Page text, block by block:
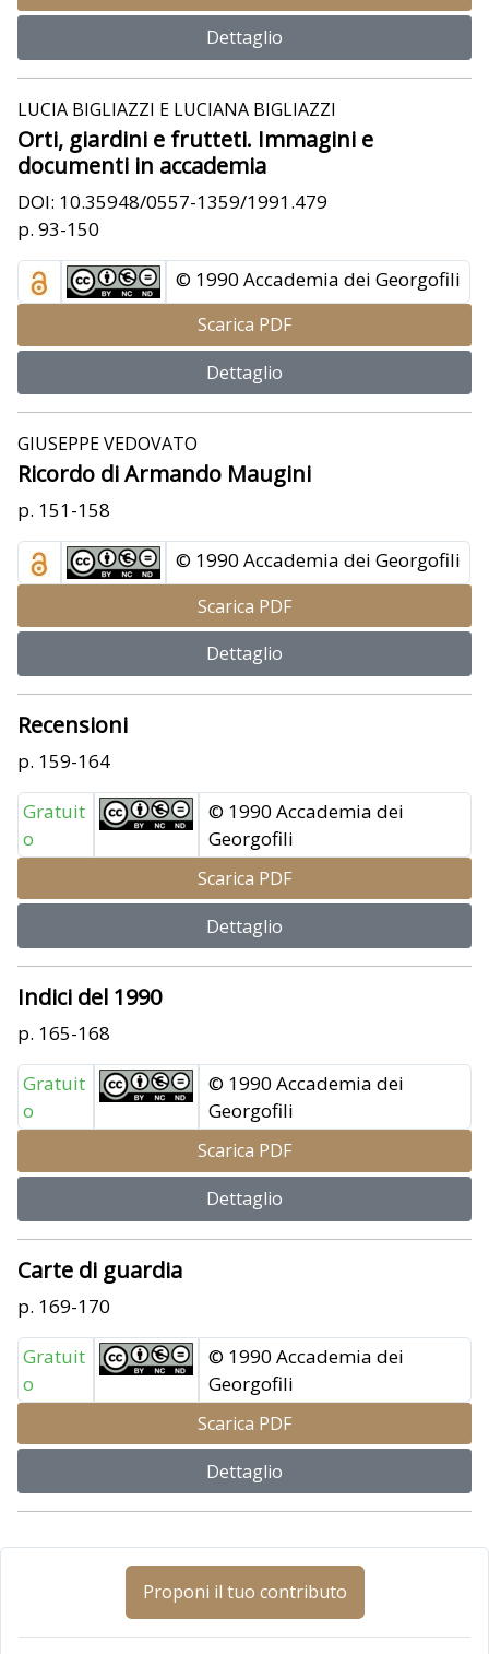
Dettaglio
LUCIA BIGLIAZZI E LUCIANA BIGLIAZZI
Orti, giardini e frutteti. Immagini e
documenti in accademia
DOI: 10.35948/0557-1359/1991.479
p. 93-150
© 1990 Accademia dei Georgofili
Scarica PDF
Dettaglio
GIUSEPPE VEDOVATO
Ricordo di Armando Maugini
p. 151-158
© 1990 Accademia dei Georgofili
Scarica PDF
Dettaglio
Recensioni
p. 159-164
Gratuit
o
© 1990 Accademia dei
Georgofili
Scarica PDF
Dettaglio
Indici del 1990
p. 165-168
Gratuit
o
© 1990 Accademia dei
Georgofili
Scarica PDF
Dettaglio
Carte di guardia
p. 169-170
Gratuit
o
© 1990 Accademia dei
Georgofili
Scarica PDF
Dettaglio
Proponi il tuo contributo